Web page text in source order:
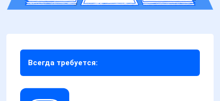
Всегда требуется: